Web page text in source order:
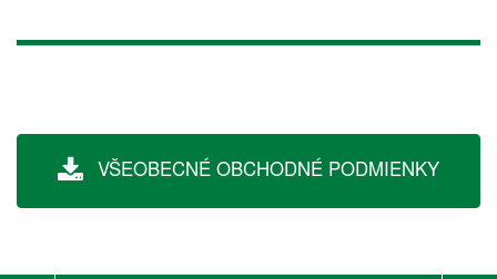
VŠEOBECNÉ OBCHODNÉ PODMIENKY